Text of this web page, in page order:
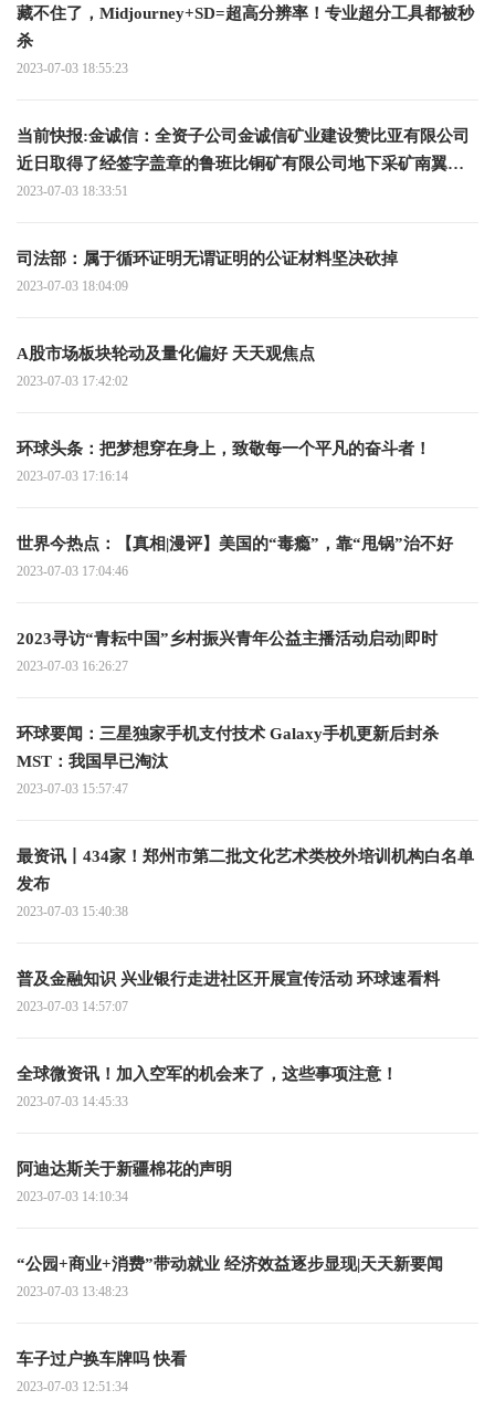
藏不住了，Midjourney+SD=超高分辨率！专业超分工具都被秒
杀
2023-07-03 18:55:23
当前快报:金诚信：全资子公司金诚信矿业建设赞比亚有限公司
近日取得了经签字盖章的鲁班比铜矿有限公司地下采矿南翼开
拓和生产运营合同
2023-07-03 18:33:51
司法部：属于循环证明无谓证明的公证材料坚决砍掉
2023-07-03 18:04:09
A股市场板块轮动及量化偏好 天天观焦点
2023-07-03 17:42:02
环球头条：把梦想穿在身上，致敬每一个平凡的奋斗者！
2023-07-03 17:16:14
世界今热点：【真相|漫评】美国的“毒瘾”，靠“甩锅”治不好
2023-07-03 17:04:46
2023寻访“青耘中国”乡村振兴青年公益主播活动启动|即时
2023-07-03 16:26:27
环球要闻：三星独家手机支付技术 Galaxy手机更新后封杀
MST：我国早已淘汰
2023-07-03 15:57:47
最资讯丨434家！郑州市第二批文化艺术类校外培训机构白名单
发布
2023-07-03 15:40:38
普及金融知识 兴业银行走进社区开展宣传活动 环球速看料
2023-07-03 14:57:07
全球微资讯！加入空军的机会来了，这些事项注意！
2023-07-03 14:45:33
阿迪达斯关于新疆棉花的声明
2023-07-03 14:10:34
“公园+商业+消费”带动就业 经济效益逐步显现|天天新要闻
2023-07-03 13:48:23
车子过户换车牌吗 快看
2023-07-03 12:51:34